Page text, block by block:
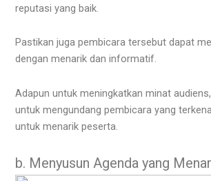
reputasi yang baik.
Pastikan juga pembicara tersebut dapat
dengan menarik dan informatif.
Adapun untuk meningkatkan minat
untuk mengundang pembicara yang
untuk menarik peserta.
b. Menyusun Agenda yang